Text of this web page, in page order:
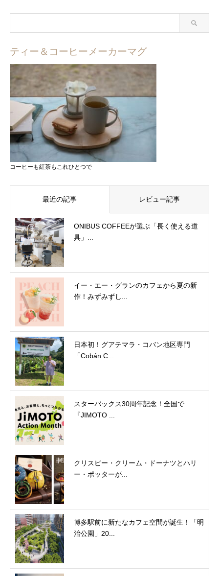
ティー＆コーヒーメーカーマグ
コーヒーも紅茶もこれひとつで
最近の記事 レビュー記事
ONIBUS COFFEEが選ぶ「長く使える道
具」...
イー・エー・グランのカフェから夏の新
作！みずみずし...
日本初！グアテマラ・コバン地区専門
「Cobán C...
スターバックス30周年記念！全国で
『JIMOTO ...
クリスピー・クリーム・ドーナツとハリ
ー・ポッターが...
博多駅前に新たなカフェ空間が誕生！「明
治公園」20...